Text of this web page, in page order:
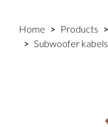
Home Products
Subwoofer kabels